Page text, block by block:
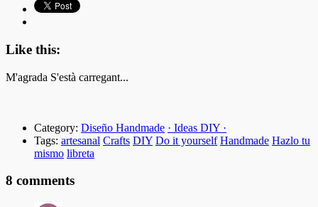
Like this:
M'agrada S'està carregant...
Category: Diseño Handmade · Ideas DIY ·
Tags: artesanal Crafts DIY Do it yourself Handmade Hazlo tu
mismo libreta
8 comments